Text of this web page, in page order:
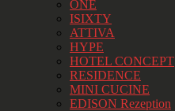
ONE
ISIXTY
ATTIVA
HYPE
HOTEL CONCEPT
RESIDENCE
MINI CUCINE
EDISON Rezeption